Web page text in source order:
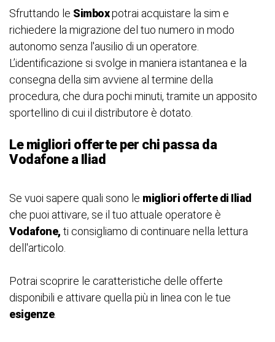
Sfruttando le Simboxpotrai acquistare la sim e
richiedere la migrazione del tuo numero in modo
autonomo senza l'ausilio di un operatore.
L’identificazione si svolge in maniera istantanea e la
consegna della sim avviene al termine della
procedura, che dura pochi minuti, tramite un apposito
sportellino di cui il distributore è dotato.
Le migliori offerte per chi passa da
Vodafone a Iliad
Se vuoi sapere quali sono le migliori offerte di Iliad
che puoi attivare, se il tuo attuale operatore è
Vodafone, ti consigliamo di continuare nella lettura
dell'articolo.
Potrai scoprire le caratteristiche delle offerte
disponibili e attivare quella più in linea con le tue
esigenze.